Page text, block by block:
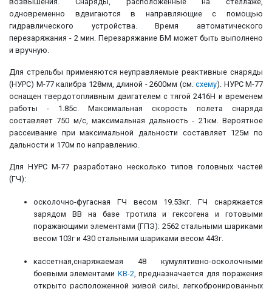
одновременно вдвигаются в направляющие с помощью
гидравлического устройства. Время автоматического
перезаряжания - 2 мин. Перезаряжание БМ может быть выполнено
и вручную.
Для стрельбы применяются неуправляемые реактивные снаряды
(НУРС) М-77 калибра 128мм, длиной - 2600мм (см. схему). НУРС М-77
оснащен твердотопливным двигателем с тягой 2416Н и временем
работы - 1.85с. Максимальная скорость полета снаряда
составляет 750 м/с, максимальная дальность - 21км. Вероятное
рассеивание при максимальной дальности составляет 125м по
дальности и 170м по направлению.
Для НУРС М-77 разработано несколько типов головных частей
(ГЧ):
осколочно-фугасная ГЧ весом 19.53кг. ГЧ снаряжается
зарядом ВВ на базе тротила и гексогена и готовыми
поражающими элементами (ГПЭ): 2562 стальными шариками
весом 103г и 430 стальными шариками весом 443г.
кассетная,снаряжаемая 48 кумулятивно-осколочными
боевыми элементами KB-2 , предназначается для поражения
открыто расположенной живой силы, легкобронированных